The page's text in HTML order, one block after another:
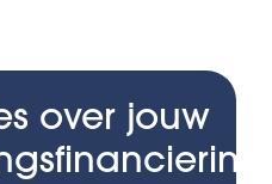
over jouw